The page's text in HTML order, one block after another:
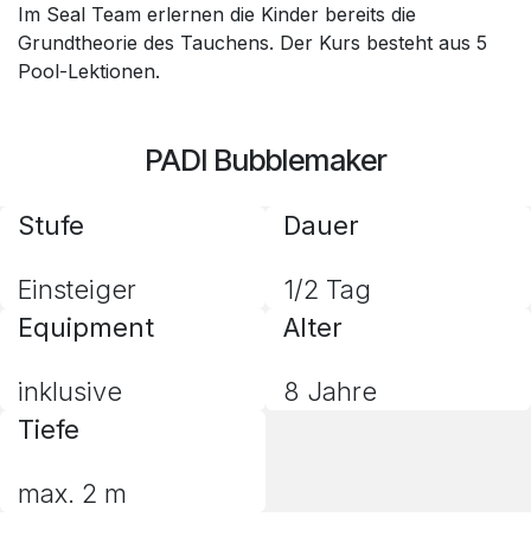
Im Seal Team erlernen die Kinder bereits die
Grundtheorie des Tauchens. Der Kurs besteht aus 5
Pool-Lektionen.
PADI Bubblemaker
Stufe
Einsteiger
Dauer
1/2 Tag
Equipment
inklusive
Alter
8 Jahre
Tiefe
max. 2 m